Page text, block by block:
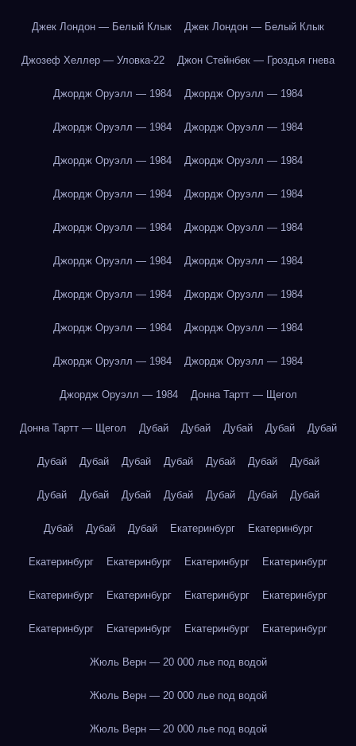
Джек Лондон — Белый Клык Джек Лондон — Белый Клык
Джозеф Хеллер — Уловка-22 Джон Стейнбек — Гроздья гнева
Джордж Оруэлл — 1984 Джордж Оруэлл — 1984
Джордж Оруэлл — 1984 Джордж Оруэлл — 1984
Джордж Оруэлл — 1984 Джордж Оруэлл — 1984
Джордж Оруэлл — 1984 Джордж Оруэлл — 1984
Джордж Оруэлл — 1984 Джордж Оруэлл — 1984
Джордж Оруэлл — 1984 Джордж Оруэлл — 1984
Джордж Оруэлл — 1984 Джордж Оруэлл — 1984
Джордж Оруэлл — 1984 Джордж Оруэлл — 1984
Джордж Оруэлл — 1984 Джордж Оруэлл — 1984
Джордж Оруэлл — 1984 Донна Тартт — Щегол
Донна Тартт — Щегол Дубай Дубай Дубай Дубай Дубай
Дубай Дубай Дубай Дубай Дубай Дубай Дубай
Дубай Дубай Дубай Дубай Дубай Дубай Дубай
Дубай Дубай Дубай Екатеринбург Екатеринбург
Екатеринбург Екатеринбург Екатеринбург Екатеринбург
Екатеринбург Екатеринбург Екатеринбург Екатеринбург
Екатеринбург Екатеринбург Екатеринбург Екатеринбург
Жюль Верн — 20 000 лье под водой
Жюль Верн — 20 000 лье под водой
Жюль Верн — 20 000 лье под водой